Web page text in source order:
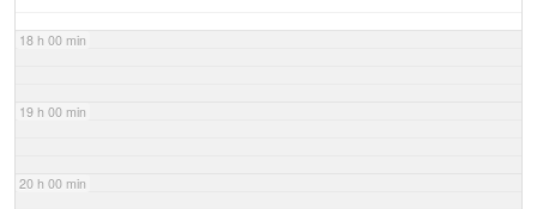
18 h 00 min
19 h 00 min
20 h 00 min